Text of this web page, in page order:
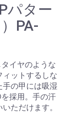
パター
PA-
イヤのような
ットするしな
の甲には吸湿
採用。手の汗
ただけます。